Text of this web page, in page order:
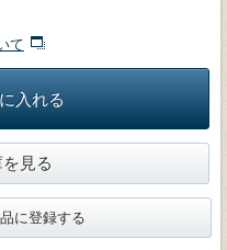
て
入れる
見る
に登録する